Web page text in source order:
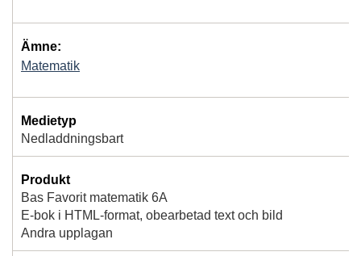
Ämne:
Matematik
Medietyp
Nedladdningsbart
Produkt
Bas Favorit matematik 6A
E-bok i HTML-format, obearbetad text och bild
Andra upplagan